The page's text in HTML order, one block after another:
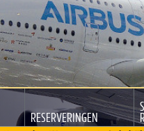
RESERVERINGEN